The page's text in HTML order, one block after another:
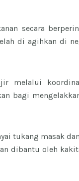
secara
di agihkan di
melalui
bagi
tukang masak
dibantu oleh